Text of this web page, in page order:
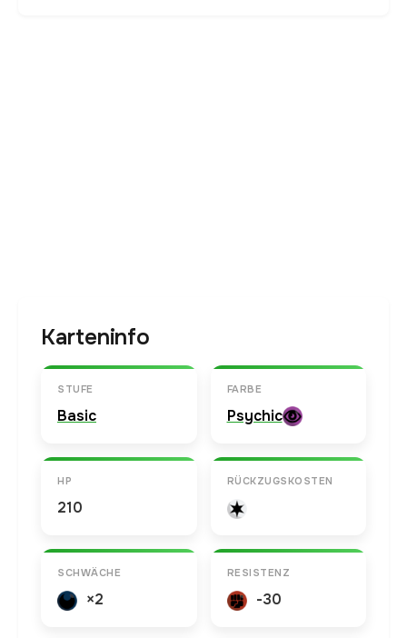
Karteninfo
STUFE
Basic
FARBE
Psychic
HP
210
RÜCKZUGSKOSTEN
SCHWÄCHE
×2
RESISTENZ
-30